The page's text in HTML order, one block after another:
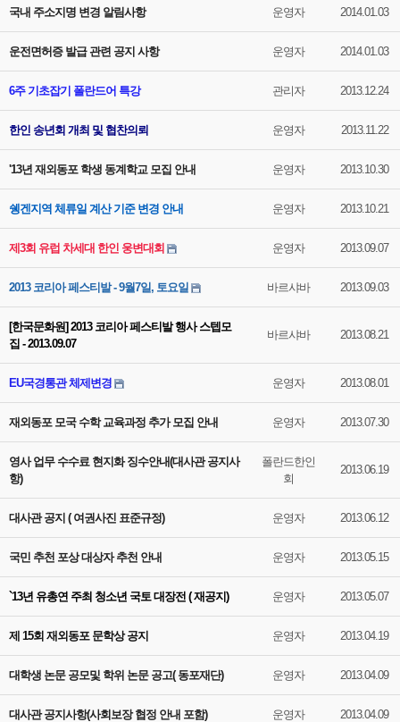
국내 주소지명 변경 알림사항 운영자 2014.01.03
운전면허증 발급 관련 공지 사항 운영자 2014.01.03
6주 기초잡기 폴란드어 특강 관리자 2013.12.24
한인 송년회 개최 및 협찬의뢰 운영자 2013.11.22
'13년 재외동포 학생 동계학교 모집 안내 운영자 2013.10.30
쉥겐지역 체류일 계산 기준 변경 안내 운영자 2013.10.21
제3회 유럽 차세대 한인 웅변대회 운영자 2013.09.07
2013 코리아 페스티발 - 9월7일, 토요일 바르샤바 2013.09.03
[한국문화원] 2013 코리아 페스티발 행사 스텝모
집 - 2013.09.07
바르샤바 2013.08.21
EU국경통관 체제변경 운영자 2013.08.01
재외동포 모국 수학 교육과정 추가 모집 안내 운영자 2013.07.30
영사 업무 수수료 현지화 징수안내(대사관 공지사
항)
폴란드한인
회
2013.06.19
대사관 공지 ( 여권사진 표준규정) 운영자 2013.06.12
국민 추천 포상 대상자 추천 안내 운영자 2013.05.15
`13년 유총연 주최 청소년 국토 대장전 ( 재공지) 운영자 2013.05.07
제 15회 재외동포 문학상 공지 운영자 2013.04.19
대학생 논문 공모및 학위 논문 공고( 동포재단) 운영자 2013.04.09
대사관 공지사항(사회보장 협정 안내 포함) 운영자 2013.04.09